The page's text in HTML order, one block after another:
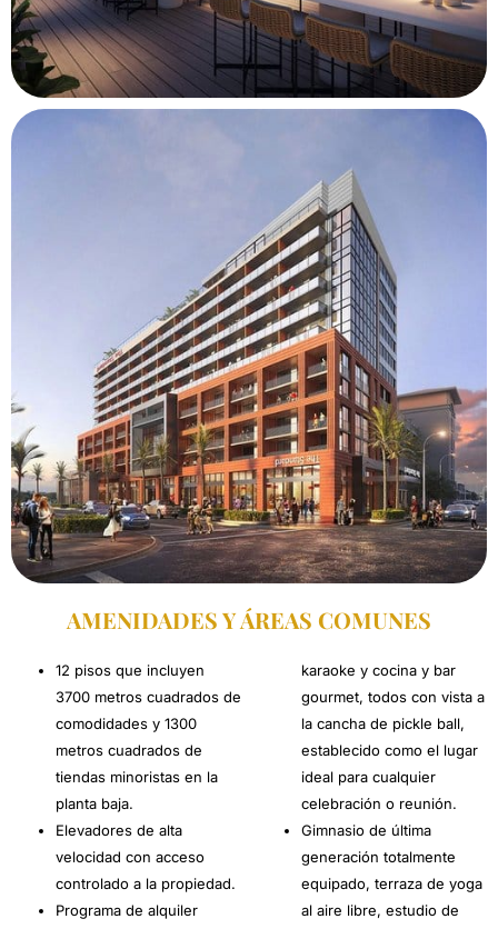
AMENIDADES Y ÁREAS COMUNES
12 pisos que incluyen
3700 metros cuadrados de
comodidades y 1300
metros cuadrados de
tiendas minoristas en la
planta baja.
Elevadores de alta
velocidad con acceso
controlado a la propiedad.
Programa de alquiler
karaoke y cocina y bar
gourmet, todos con vista a
la cancha de pickle ball,
establecido como el lugar
ideal para cualquier
celebración o reunión.
Gimnasio de última
generación totalmente
equipado, terraza de yoga
al aire libre, estudio de